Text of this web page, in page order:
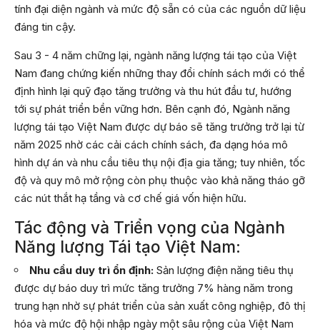
tính đại diện ngành và mức độ sẵn có của các nguồn dữ liệu
đáng tin cậy.
Sau 3 - 4 năm chững lại, ngành năng lượng tái tạo của Việt
Nam đang chứng kiến những thay đổi chính sách mới có thể
định hình lại quỹ đạo tăng trưởng và thu hút đầu tư, hướng
tới sự phát triển bền vững hơn. Bên cạnh đó, Ngành năng
lượng tái tạo Việt Nam được dự báo sẽ tăng trưởng trở lại từ
năm 2025 nhờ các cải cách chính sách, đa dạng hóa mô
hình dự án và nhu cầu tiêu thụ nội địa gia tăng; tuy nhiên, tốc
độ và quy mô mở rộng còn phụ thuộc vào khả năng tháo gỡ
các nút thắt hạ tầng và cơ chế giá vốn hiện hữu.
Tác động và Triển vọng của Ngành
Năng lượng Tái tạo Việt Nam:
Nhu cầu duy trì ổn định: Sản lượng điện năng tiêu thụ
được dự báo duy trì mức tăng trưởng 7% hàng năm trong
trung hạn nhờ sự phát triển của sản xuất công nghiệp, đô thị
hóa và mức độ hội nhập ngày một sâu rộng của Việt Nam